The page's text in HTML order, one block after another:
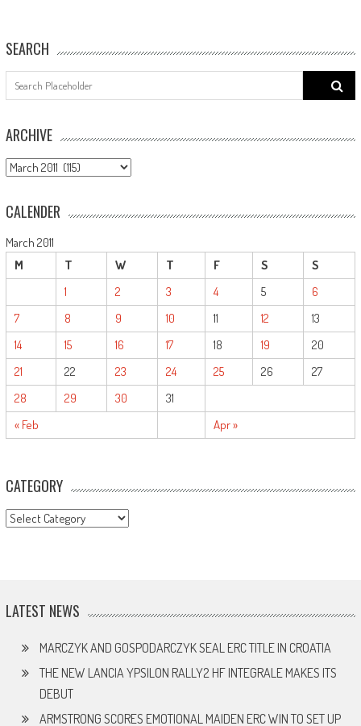
SEARCH
Search
for:
ARCHIVE
ARCHIVE
CALENDER
March 2011
M
T W T F S S
« Feb Apr »
1 2 3 4 5
6
7
8 9 10 11 12
13
14
15 16 17 18 19
20
21
22 23 24 25 26
27
28
29 30 31
CATEGORY
CATEGORY
LATEST NEWS
MARCZYK AND GOSPODARCZYK SEAL ERC TITLE IN CROATIA
THE NEW LANCIA YPSILON RALLY2 HF INTEGRALE MAKES ITS
DEBUT
ARMSTRONG SCORES EMOTIONAL MAIDEN ERC WIN TO SET UP